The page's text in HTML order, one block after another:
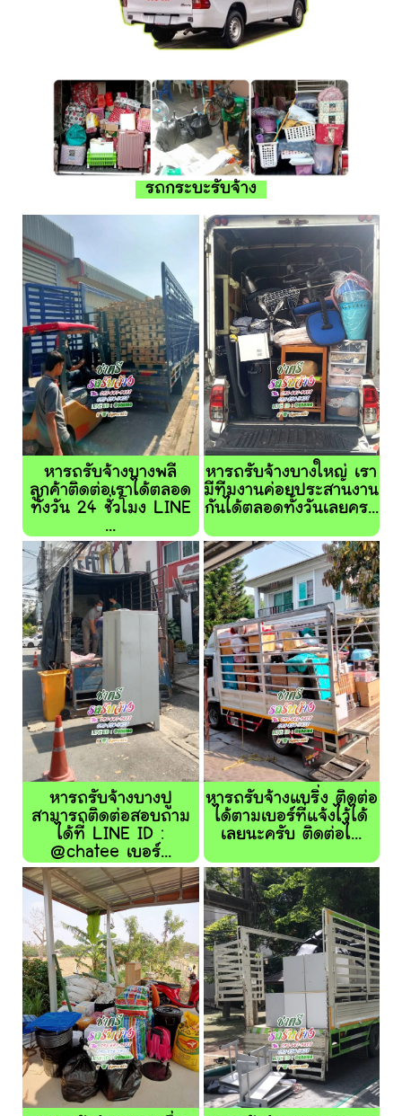
รถกระบะรับจ้าง
หารถรับจ้างบางพลี
ลูกค้าติดต่อเราได้ตลอด
ทั้งวัน 24 ชั่วโมง LINE
...
หารถรับจ้างบางใหญ่ เรา
มีทีมงานค่อยประสานงาน
กันได้ตลอดทั้งวันเลยคร...
หารถรับจ้างบางปู
สามารถติดต่อสอบถาม
ได้ที่ LINE ID :
@chatee เบอร์...
หารถรับจ้างแบริ่ง ติดต่อ
ได้ตามเบอร์ที่แจ้งไว้ได้
เลยนะครับ ติดต่อไ...